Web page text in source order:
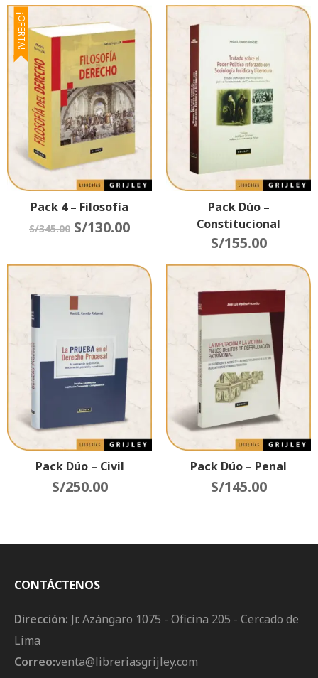
¡OFERTA!
Pack 4 – Filosofía
S/345.00 S/130.00
Pack Dúo –
Constitucional
S/155.00
Pack Dúo – Civil
S/250.00
Pack Dúo – Penal
S/145.00
CONTÁCTENOS
Dirección: Jr. Azángaro 1075 - Oficina 205 - Cercado de
Lima
Correo:venta@libreriasgrijley.com